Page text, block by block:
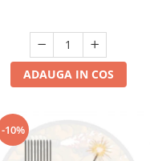
ADAUGA IN COS
-10%